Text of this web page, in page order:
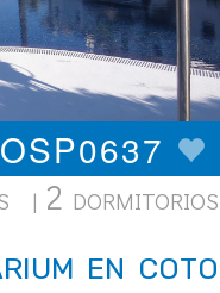
| 2 DORMITORIOS
EN COTO